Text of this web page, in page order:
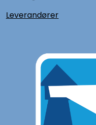
Leverandører